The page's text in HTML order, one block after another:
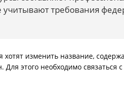
учитывают требования
изменить название,
этого необходимо связаться